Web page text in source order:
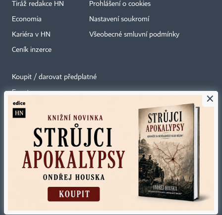
Tiráž redakce HN
Economia
Kariéra v HN
Ceník inzerce
Prohlášení o cookies
Nastavení soukromí
Všeobecné smluvní podmínky
Koupit / darovat předplatné
Eventy
Newslettery
Autorská práva vykonává vydavatel. Bez písemného svolení vydavatele je
zakázáno jakékoli užití částí nebo celku díla, zejména rozmnožování a šíření
jakýmkoli způsobem, mechanickým nebo elektronickým, v českém nebo
jiném jazyce. Bez souhlasu vydavatele je zakázáno též rozmnožování
obsahu pro účely automatizované analýzy textů nebo dat
×